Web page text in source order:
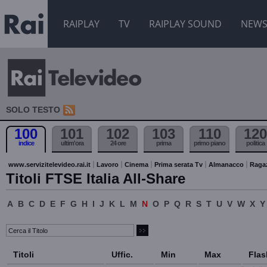
RAIPLAY TV RAIPLAY SOUND NEWS
SOLO TESTO
100
indice
101
ultim'ora
102
24 ore
103
prima
110
primo piano
120
politica
www.servizitelevideo.rai.it Lavoro Cinema Prima serata Tv Almanacco
Titoli FTSE Italia All-Share
A B C D E F G H I J K L M N O P Q R S T U V W X Y
Titoli Uffic. Min Max